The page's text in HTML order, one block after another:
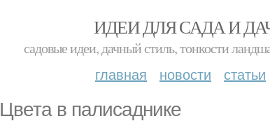
ИДЕИ ДЛЯ САДА И
садовые идеи, дачный стиль, тонкости
главная новости статьи
Цвета в палисаднике